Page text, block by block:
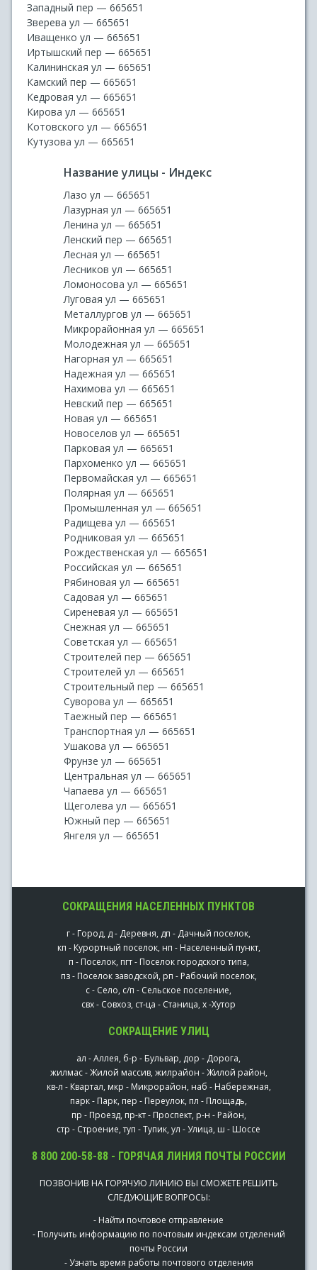
Западный пер — 665651
Зверева ул — 665651
Иващенко ул — 665651
Иртышский пер — 665651
Калининская ул — 665651
Камский пер — 665651
Кедровая ул — 665651
Кирова ул — 665651
Котовского ул — 665651
Кутузова ул — 665651
Название улицы - Индекс
Лазо ул — 665651
Лазурная ул — 665651
Ленина ул — 665651
Ленский пер — 665651
Лесная ул — 665651
Лесников ул — 665651
Ломоносова ул — 665651
Луговая ул — 665651
Металлургов ул — 665651
Микрорайонная ул — 665651
Молодежная ул — 665651
Нагорная ул — 665651
Надежная ул — 665651
Нахимова ул — 665651
Невский пер — 665651
Новая ул — 665651
Новоселов ул — 665651
Парковая ул — 665651
Пархоменко ул — 665651
Первомайская ул — 665651
Полярная ул — 665651
Промышленная ул — 665651
Радищева ул — 665651
Родниковая ул — 665651
Рождественская ул — 665651
Российская ул — 665651
Рябиновая ул — 665651
Садовая ул — 665651
Сиреневая ул — 665651
Снежная ул — 665651
Советская ул — 665651
Строителей пер — 665651
Строителей ул — 665651
Строительный пер — 665651
Суворова ул — 665651
Таежный пер — 665651
Транспортная ул — 665651
Ушакова ул — 665651
Фрунзе ул — 665651
Центральная ул — 665651
Чапаева ул — 665651
Щеголева ул — 665651
Южный пер — 665651
Янгеля ул — 665651
СОКРАЩЕНИЯ НАСЕЛЕННЫХ ПУНКТОВ
г - Город, д - Деревня, дп - Дачный поселок,
кп - Курортный поселок, нп - Населенный пункт,
п - Поселок, пгт - Поселок городского типа,
пз - Поселок заводской, рп - Рабочий поселок,
с - Село, с/п - Сельское поселение,
свх - Совхоз, ст-ца - Станица, х -Хутор
СОКРАЩЕНИЕ УЛИЦ
ал - Аллея, б-р - Бульвар, дор - Дорога,
жилмас - Жилой массив, жилрайон - Жилой район,
кв-л - Квартал, мкр - Микрорайон, наб - Набережная,
парк - Парк, пер - Переулок, пл - Площадь,
пр - Проезд, пр-кт - Проспект, р-н - Район,
стр - Строение, туп - Тупик, ул - Улица, ш - Шоссе
8 800 200-58-88 - ГОРЯЧАЯ ЛИНИЯ ПОЧТЫ РОССИИ
ПОЗВОНИВ НА ГОРЯЧУЮ ЛИНИЮ ВЫ СМОЖЕТЕ РЕШИТЬ
СЛЕДУЮЩИЕ ВОПРОСЫ:
- Найти почтовое отправление
- Получить информацию по почтовым индексам отделений
почты России
- Узнать время работы почтового отделения